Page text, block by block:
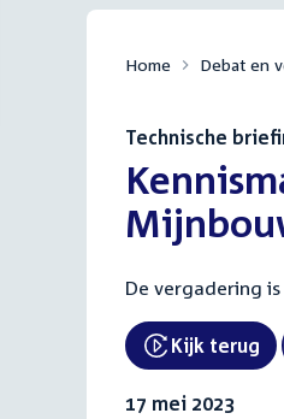
Home Debat en
Technische
:
De vergadering is
Kijk terug
17 mei 2023